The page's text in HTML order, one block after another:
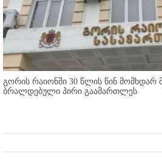
გორის რაიონში 30 წლის წინ
ბრალდებული პირი გაამართლეს